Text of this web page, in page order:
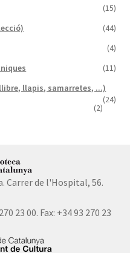
(15)
(44)
(4)
(11)
llapis, samarretes, ...)
(24)
(2)
Carrer de l'Hospital, 56.
23 00. Fax: +34 93 270 23